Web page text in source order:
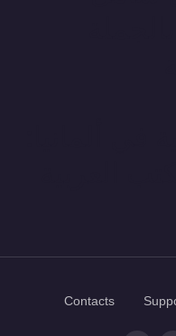
Contacts